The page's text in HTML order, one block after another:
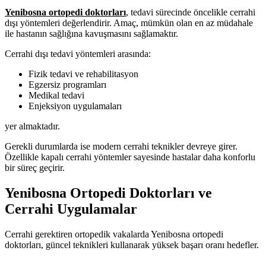
Yenibosna ortopedi doktorları, tedavi sürecinde öncelikle cerrahi
dışı yöntemleri değerlendirir. Amaç, mümkün olan en az müdahale
ile hastanın sağlığına kavuşmasını sağlamaktır.
Cerrahi dışı tedavi yöntemleri arasında:
Fizik tedavi ve rehabilitasyon
Egzersiz programları
Medikal tedavi
Enjeksiyon uygulamaları
yer almaktadır.
Gerekli durumlarda ise modern cerrahi teknikler devreye girer.
Özellikle kapalı cerrahi yöntemler sayesinde hastalar daha konforlu
bir süreç geçirir.
Yenibosna Ortopedi Doktorları ve
Cerrahi Uygulamalar
Cerrahi gerektiren ortopedik vakalarda Yenibosna ortopedi
doktorları, güncel teknikleri kullanarak yüksek başarı oranı hedefler.